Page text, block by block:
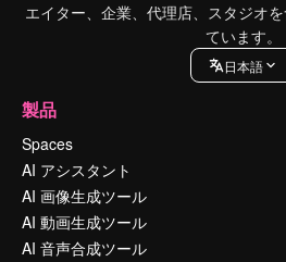
エイター、企業、代理店、スタジオ
ています。
日本語
製品
Spaces
AI アシスタント
AI 画像生成ツール
AI 動画生成ツール
AI 音声合成ツール